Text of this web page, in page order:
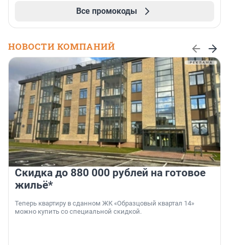
Все промокоды
НОВОСТИ КОМПАНИЙ
Скидка до 880 000 рублей на готовое
жильё*
Теперь квартиру в сданном ЖК «Образцовый квартал 14»
можно купить со специальной скидкой.